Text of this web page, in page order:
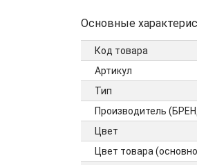
Основные
Код товара
Артикул
Тип
Производитель
Цвет
Цвет товара